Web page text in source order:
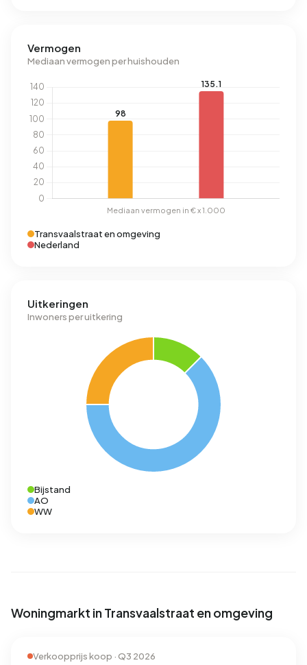
Vermogen
Mediaan vermogen per huishouden
Transvaalstraat en omgeving
Nederland
Uitkeringen
Inwoners per uitkering
Bijstand
AO
WW
Woningmarkt in Transvaalstraat en omgeving
Verkoopprijs koop · Q3 2026